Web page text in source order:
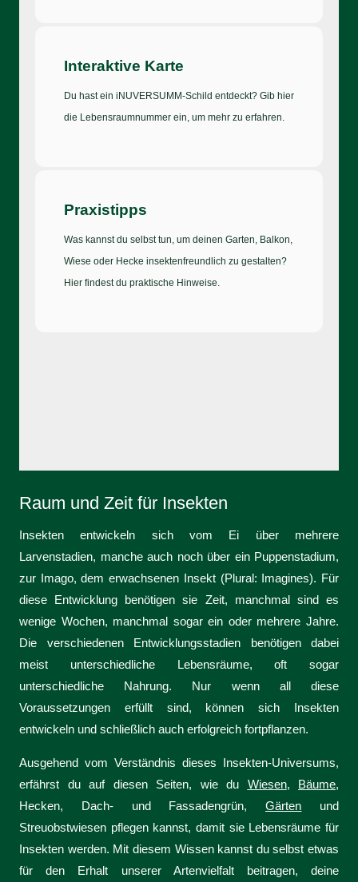
Interaktive Karte
Du hast ein iNUVERSUMM-Schild entdeckt? Gib hier
die Lebensraumnummer ein, um mehr zu erfahren.
Praxistipps
Was kannst du selbst tun, um deinen Garten, Balkon,
Wiese oder Hecke insektenfreundlich zu gestalten?
Hier findest du praktische Hinweise.
Raum und Zeit für Insekten
Insekten entwickeln sich vom Ei über mehrere
Larvenstadien, manche auch noch über ein Puppenstadium,
zur Imago, dem erwachsenen Insekt (Plural: Imagines). Für
diese Entwicklung benötigen sie Zeit, manchmal sind es
wenige Wochen, manchmal sogar ein oder mehrere Jahre.
Die verschiedenen Entwicklungsstadien benötigen dabei
meist unterschiedliche Lebensräume, oft sogar
unterschiedliche Nahrung. Nur wenn all diese
Voraussetzungen erfüllt sind, können sich Insekten
entwickeln und schließlich auch erfolgreich fortpflanzen.
Ausgehend vom Verständnis dieses Insekten-Universums,
erfährst du auf diesen Seiten, wie du Wiesen, Bäume,
Hecken, Dach- und Fassadengrün,Gärten und
Streuobstwiesen pflegen kannst, damit sie Lebensräume für
Insekten werden. Mit diesem Wissen kannst du selbst etwas
für den Erhalt unserer Artenvielfalt beitragen, deine